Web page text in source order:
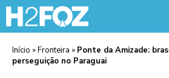
Início »Fronteira » Ponte da Amizade:
perseguição no Paraguai